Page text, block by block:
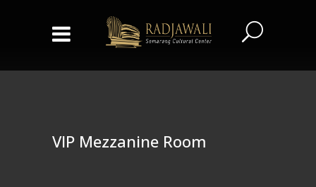
VIP Mezzanine Room